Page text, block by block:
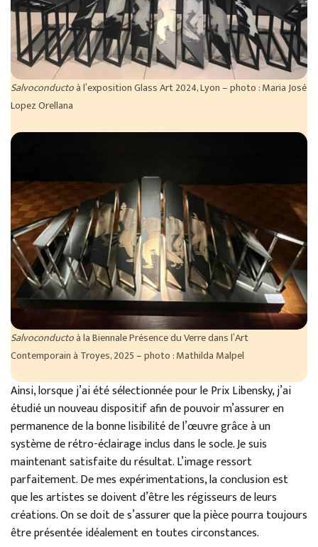
Salvoconductoà l’exposition Glass Art 2024, Lyon – photo : Maria José
Lopez Orellana
Salvoconductoà la Biennale Présence du Verre dans l’Art
Contemporain à Troyes, 2025 – photo : Mathilda Malpel
Ainsi, lorsque j’ai été sélectionnée pour le Prix Libensky, j’ai
étudié un nouveau dispositif afin de pouvoir m’assurer en
permanence de la bonne lisibilité de l’œuvre grâce à un
système de rétro-éclairage inclus dans le socle. Je suis
maintenant satisfaite du résultat. L’image ressort
parfaitement. De mes expérimentations, la conclusion est
que les artistes se doivent d’être les régisseurs de leurs
créations. On se doit de s’assurer que la pièce pourra toujours
être présentée idéalement en toutes circonstances.